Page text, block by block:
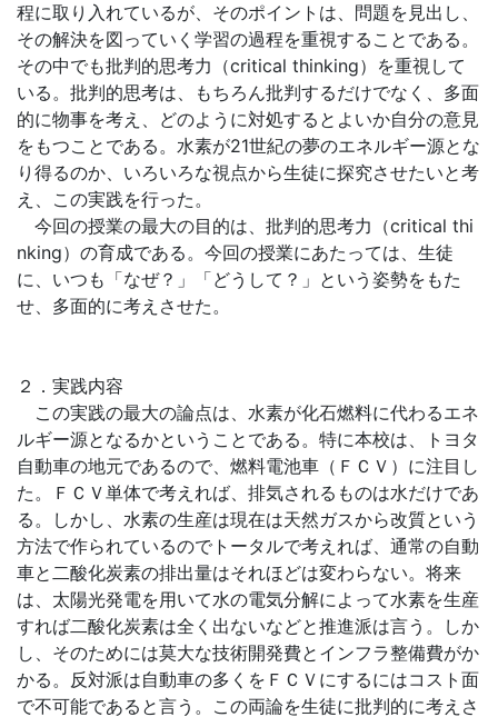
程に取り入れているが、そのポイントは、問題を見出し、
その解決を図っていく学習の過程を重視することである。
その中でも批判的思考力（critical thinking）を重視して
いる。批判的思考は、もちろん批判するだけでなく、多面
的に物事を考え、どのように対処するとよいか自分の意見
をもつことである。水素が21世紀の夢のエネルギー源とな
り得るのか、いろいろな視点から生徒に探究させたいと考
え、この実践を行った。
今回の授業の最大の目的は、批判的思考力（critical thi
nking）の育成である。今回の授業にあたっては、生徒
に、いつも「なぜ？」「どうして？」という姿勢をもた
せ、多面的に考えさせた。
２．実践内容
この実践の最大の論点は、水素が化石燃料に代わるエネ
ルギー源となるかということである。特に本校は、トヨタ
自動車の地元であるので、燃料電池車（ＦＣＶ）に注目し
た。ＦＣＶ単体で考えれば、排気されるものは水だけであ
る。しかし、水素の生産は現在は天然ガスから改質という
方法で作られているのでトータルで考えれば、通常の自動
車と二酸化炭素の排出量はそれほどは変わらない。将来
は、太陽光発電を用いて水の電気分解によって水素を生産
すれば二酸化炭素は全く出ないなどと推進派は言う。しか
し、そのためには莫大な技術開発費とインフラ整備費がか
かる。反対派は自動車の多くをＦＣＶにするにはコスト面
で不可能であると言う。この両論を生徒に批判的に考えさ